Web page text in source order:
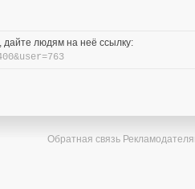
дайте людям на неё ссылку:
Обратная связь